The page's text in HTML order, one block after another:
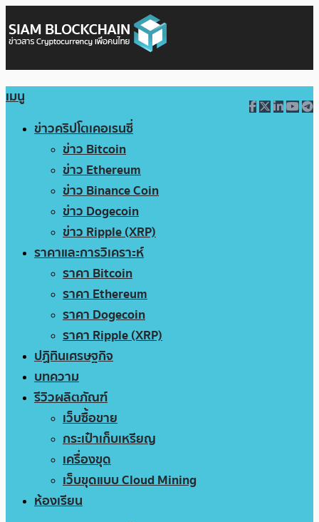
เมนู
ข่าวคริปโตเคอเรนซี่
ข่าว Bitcoin
ข่าว Ethereum
ข่าว Binance Coin
ข่าว Dogecoin
ข่าว Ripple (XRP)
ราคาและการวิเคราะห์
ราคา Bitcoin
ราคา Ethereum
ราคา Dogecoin
ราคา Ripple (XRP)
ปฏิทินเศรษฐกิจ
บทความ
รีวิวผลิตภัณฑ์
เว็บซื้อขาย
กระเป๋าเก็บเหรียญ
เครื่องขุด
เว็บขุดแบบ Cloud Mining
ห้องเรียน